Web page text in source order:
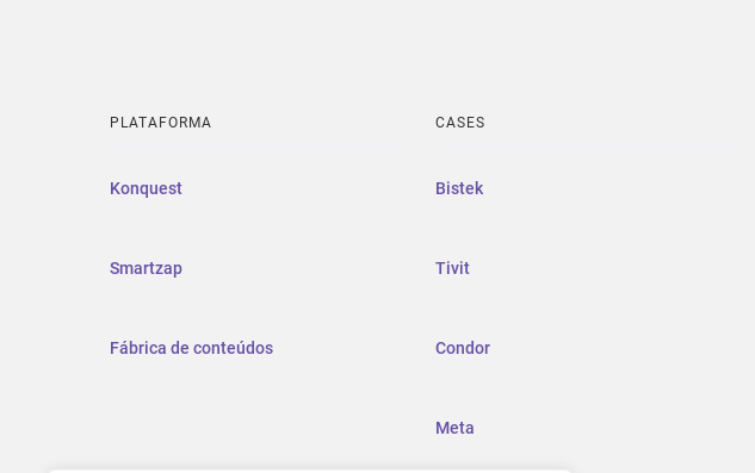
PLATAFORMA
Konquest
Smartzap
Fábrica de conteúdos
CASES
Bistek
Tivit
Condor
Meta